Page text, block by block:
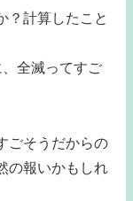
？計算したこと
全滅ってすご
ごそうだからの
の報いかもしれ